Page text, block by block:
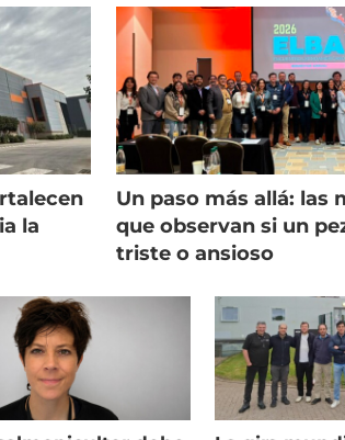
la
Un paso más allá: las
que observan si un
triste o ansioso